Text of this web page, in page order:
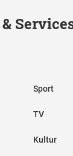
Sport
TV
Kultur